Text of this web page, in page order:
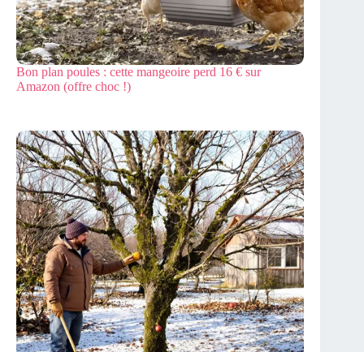
Bon plan poules : cette mangeoire perd 16 € sur
Amazon (offre choc !)